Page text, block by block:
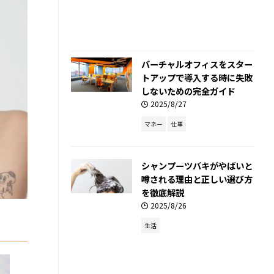
バーチャルオフィスをスター
トアップで導入する時に失敗
しないための完全ガイド
2025/8/27
マネー 仕事
シャンプーツバキがやばいと
噂される理由と正しい選び方
を徹底解説
2025/8/26
生活